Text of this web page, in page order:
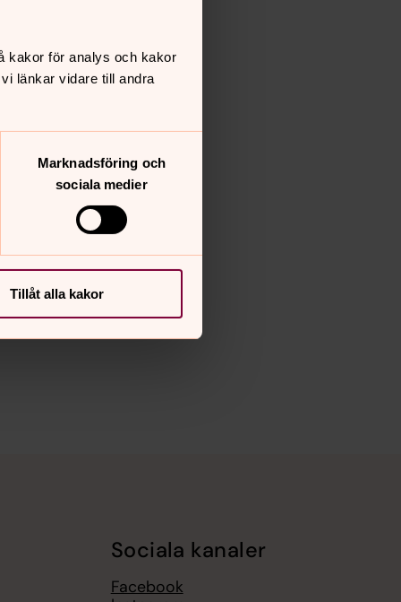
kakor för analys och kakor
länkar vidare till andra
Marknadsföring och
sociala medier
Tillåt alla kakor
Sociala kanaler
Facebook